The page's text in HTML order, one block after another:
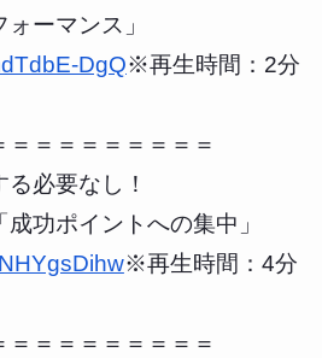
ーマンス」
DgQ※再生時間：2分
＝＝＝＝＝＝＝＝＝
必要なし！
功ポイントへの集中」
※再生時間：4分
＝＝＝＝＝＝＝＝＝